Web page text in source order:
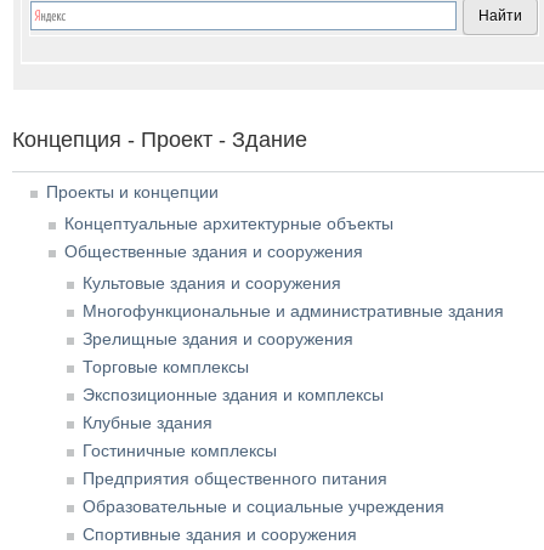
Концепция - Проект - Здание
Проекты и концепции
Концептуальные архитектурные объекты
Общественные здания и сооружения
Культовые здания и сооружения
Многофункциональные и административные здания
Зрелищные здания и сооружения
Торговые комплексы
Экспозиционные здания и комплексы
Клубные здания
Гостиничные комплексы
Предприятия общественного питания
Образовательные и социальные учреждения
Спортивные здания и сооружения